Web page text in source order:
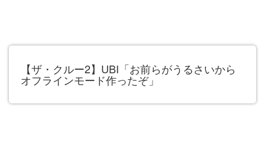
【ザ・クルー2】UBI「お前らがうるさいから
オフラインモード作ったぞ」